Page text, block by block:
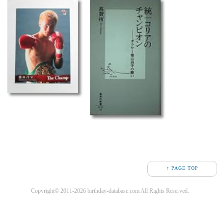
↑ PAGE TOP
Copyright© 2011-2026 birthday-database.com All Rights Reserved.